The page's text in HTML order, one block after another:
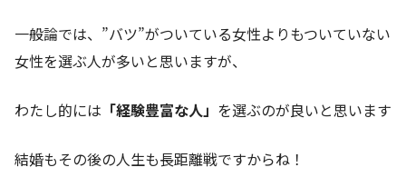
一般論では、”バツ”がついている女性よりもついていない
女性を選ぶ人が多いと思いますが、
わたし的には 「経験豊富な人」 を選ぶのが良いと思います
結婚もその後の人生も長距離戦ですからね！